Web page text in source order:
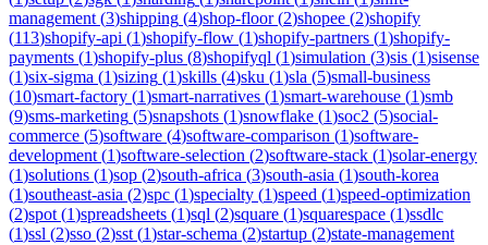
management (3)shipping (4)shop-floor(2)shopee (2)shopify
(113)shopify-api (1)shopify-flow (1)shopify-partners (1)shopify-
payments (1)shopify-plus (8)shopifyql (1)simulation (3)sis (1)sisense
(1)six-sigma (1)sizing (1)skills (4)sku (1)sla (5)small-business
(10)smart-factory (1)smart-narratives (1)smart-warehouse (1)smb
(9)sms-marketing (5)snapshots (1)snowflake (1)soc2 (5)social-
commerce (5)software (4)software-comparison (1)software-
development (1)software-selection (2)software-stack (1)solar-energy
(1)solutions (1)sop (2)south-africa (3)south-asia (1)south-korea
(1)southeast-asia (2)spc (1)specialty (1)speed (1)speed-optimization
(2)spot (1)spreadsheets (1)sql (2)square (1)squarespace (1)ssdlc
(1)ssl (2)sso (2)sst (1)star-schema (2)startup (2)state-management